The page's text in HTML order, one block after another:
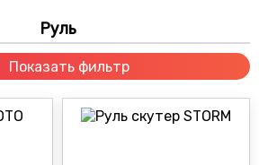
Руль
Показать фильтр